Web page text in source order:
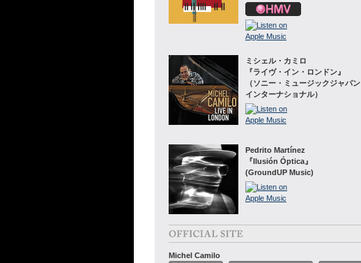
ミシェル・カミロ
『ライヴ・イン・ロンドン』
（ソニー・ミュージックジャパン
インターナショナル）
Pedrito Martínez
『Ilusión Óptica』
(GroundUP Music)
Michel Camilo